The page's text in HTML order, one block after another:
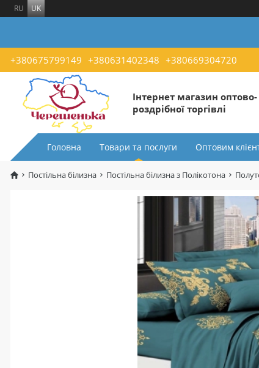
RU UK
+380675799149 +380631402348 +380669304720
Інтернет магазин оптово-
роздрібної торгівлі
Головна Товари та послуги Оптовим
Постільна білизна Постільна білизна з Полікотона